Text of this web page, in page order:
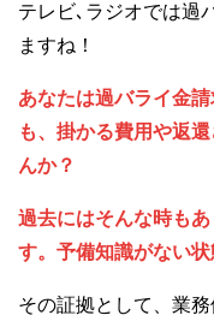
テレビ､ラジオでは過
ますね！
あなたは過バライ金
も、掛かる費用や返
んか？
過去にはそんな時も
す。予備知識がない
その証拠として、業